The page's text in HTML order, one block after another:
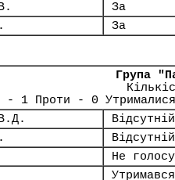
За
За
Група
- 1 Проти - 0
Відсутній
Відсутній
Не
Утримався